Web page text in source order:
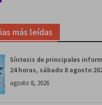
más leídas
Síntesis de principales
24 horas, sábado 8 agosto
agosto 8, 2026